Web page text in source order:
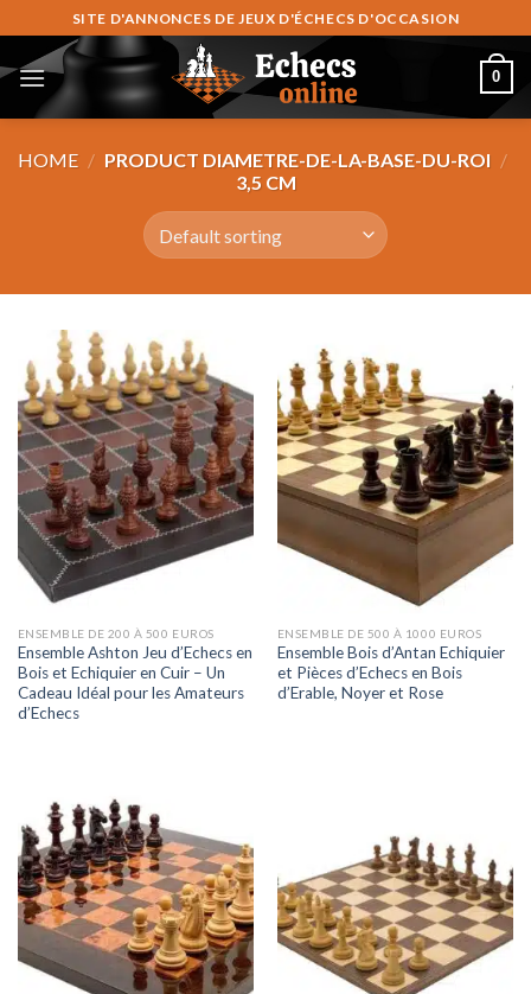
to
content
SITE D'ANNONCES DE JEUX D'ÉCHECS D'OCCASION
0
HOME / PRODUCT DIAMETRE-DE-LA-BASE-DU-ROI /
3,5 CM
ENSEMBLE DE 200 À 500 EUROS
Ensemble Ashton Jeu d’Echecs en
Bois et Echiquier en Cuir – Un
Cadeau Idéal pour les Amateurs
d’Echecs
ENSEMBLE DE 500 À 1000 EUROS
Ensemble Bois d’Antan Echiquier
et Pièces d’Echecs en Bois
d’Erable, Noyer et Rose